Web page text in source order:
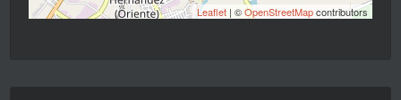
Leaflet| ©OpenStreetMapcontributors